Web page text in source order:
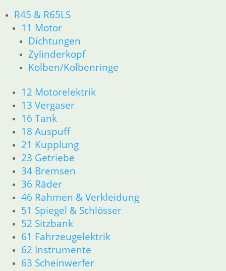
R45 & R65LS
11 Motor
Dichtungen
Zylinderkopf
Kolben/Kolbenringe
12 Motorelektrik
13 Vergaser
16 Tank
18 Auspuff
21 Kupplung
23 Getriebe
34 Bremsen
36 Räder
46 Rahmen & Verkleidung
51 Spiegel & Schlösser
52 Sitzbank
61 Fahrzeugelektrik
62 Instrumente
63 Scheinwerfer
36 Räder
46 Rahmen & Verkleidung R60/6 – R90/S
51 Spiegel & Schlösser
52 Sitzbank
61 Fahrzeugelektrik
R 60/7 – R 100 RT Bj. 1976 – 1979
11 Motor
Dichtungen
Kolben/Kolbenringe
Zylinderkopf
12 Motorelektrik
13 Vergaser
16 Tank
18 Auspuff
21 Kupplung
23 Getriebe
26 Kardanwelle
31 Telegabel
32 Lenkung
33 Antrieb
34 Bremsen